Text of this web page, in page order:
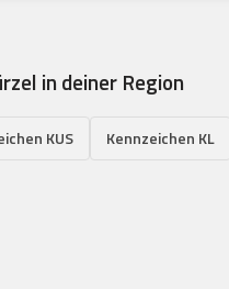
in deiner Region
KUS Kennzeichen KL